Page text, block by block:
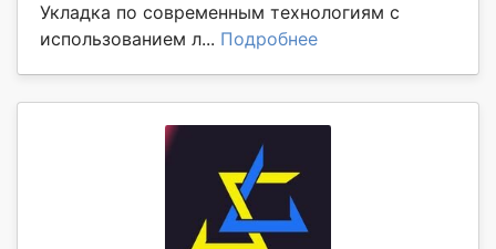
Укладка по современным технологиям с
использованием л... Подробнее